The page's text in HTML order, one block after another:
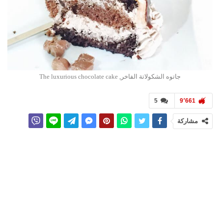
جاتوه الشكولاتة الفاخر, The luxurious chocolate cake
5 9٬661
مشاركة